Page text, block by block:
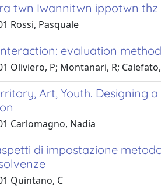
twn Iwannitwn ippotwn
Rossi, Pasquale
evaluation
Oliviero, P; Montanari, R;
Art, Youth. Designing
Carlomagno, Nadia
di impostazione
Quintano, C